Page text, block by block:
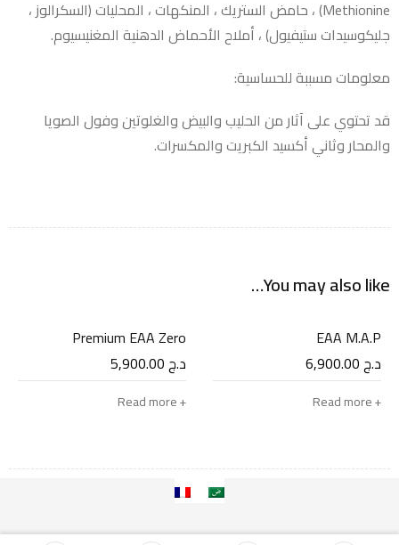
Methionine) ، حامض الستريك ، المنكهات ، المحليات (السكرالوز ،
جليكوسيدات ستيفيول) ، أملاح الأحماض الدهنية المغنيسيوم.
معلومات مسببة للحساسية:
قد تحتوي على آثار من الحليب والبيض والغلوتين وفول الصويا
والمحار وثاني أكسيد الكبريت والمكسرات.
You may also like…
SOLD OUT
Premium EAA Zero
د.ج
Read more
SOLD OUT
EAA M.A.P
د.ج
Read more